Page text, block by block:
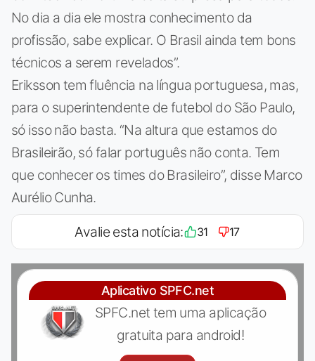
No dia a dia ele mostra conhecimento da
profissão, sabe explicar. O Brasil ainda tem bons
técnicos a serem revelados”.
Eriksson tem fluência na língua portuguesa, mas,
para o superintendente de futebol do São Paulo,
só isso não basta. “Na altura que estamos do
Brasileirão, só falar português não conta. Tem
que conhecer os times do Brasileiro”, disse Marco
Aurélio Cunha.
Avalie esta notícia: 31 17
Aplicativo SPFC.net
SPFC.net tem uma aplicação
gratuita para android!